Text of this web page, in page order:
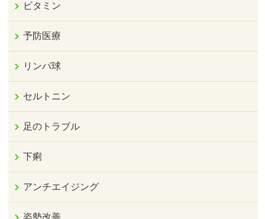
ビタミン
予防医療
リンパ球
セルトニン
足のトラブル
下痢
アンチエイジング